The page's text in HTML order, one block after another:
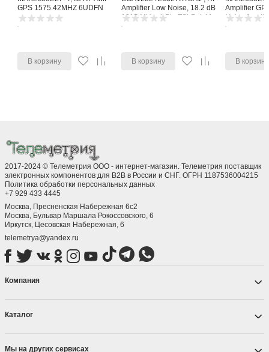
GPS 1575.42MHZ 6UDFN
В корзину
Amplifier Low Noise, 18.2 dB
1615 MHz, 4-Pin TSLP-4-11
В корзину
Amplifier
Noise
В корзину
2017-2024 © Телеметрия ООО - интернет-магазин. Телеметрия поставщик
электронных компонентов для B2B в России и СНГ. ОГРН 1187536004215
Политика обработки персональных данных
+7 929 433 4445
Москва, Пресненская Набережная 6с2
Москва, ​Бульвар Маршала Рокоссовского, 6
Иркутск, ​Цесовская Набережная, 6
telemetrya@yandex.ru
Компания
Каталог
Мы на других сервисах